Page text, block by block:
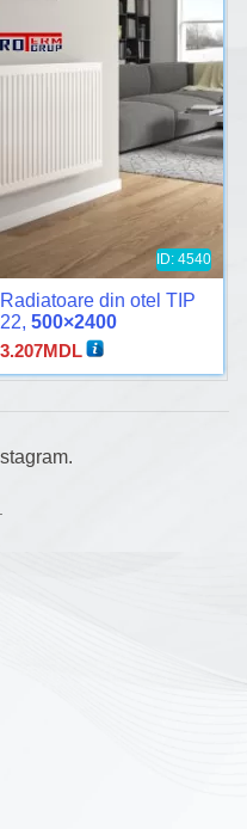
ID: 4540
Radiatoare din otel TIP
22, 500×2400
3.207MDL